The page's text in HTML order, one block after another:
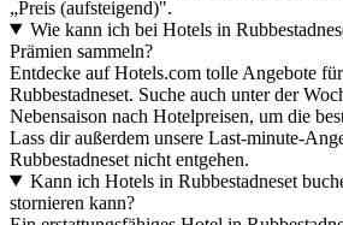
„Preis (aufsteigend)".
Wie kann ich bei Hotels in
Prämien sammeln?
Entdecke auf Hotels.com tolle Angebote
Rubbestadneset. Suche auch unter der
Nebensaison nach Hotelpreisen, um die
Lass dir außerdem unsere Last-minute-
Rubbestadneset nicht entgehen.
Kann ich Hotels in Rubbestadneset
stornieren kann?